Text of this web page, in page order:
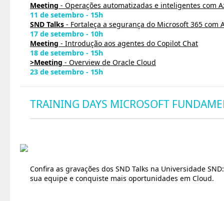
Meeting - Operações automatizadas e inteligentes com
11 de setembro - 15h
SND Talks - Fortaleça a segurança do Microsoft 365 com
17 de setembro - 10h
Meeting - Introdução aos agentes do Copilot Chat
18 de setembro - 15h
>Meeting - Overview de Oracle Cloud
23 de setembro - 15h
TRAINING DAYS MICROSOFT
Confira as gravações dos SND Talks na Universidade
sua equipe e conquiste mais oportunidades em Cloud.